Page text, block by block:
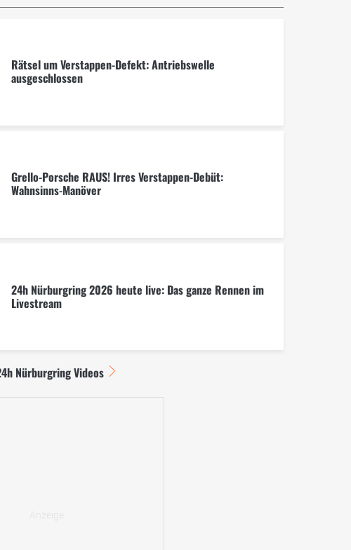
Rätsel um Verstappen-Defekt: Antriebswelle
ausgeschlossen
Grello-Porsche RAUS! Irres Verstappen-Debüt:
Wahnsinns-Manöver
24h Nürburgring 2026 heute live: Das ganze Rennen im
Livestream
Nürburgring Videos